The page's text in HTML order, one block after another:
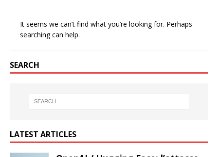
It seems we can’t find what you’re looking for. Perhaps
searching can help.
SEARCH
LATEST ARTICLES